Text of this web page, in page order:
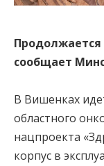
Продолжается
сообщает
В Вишенках
областного
нацпроекта
корпус в